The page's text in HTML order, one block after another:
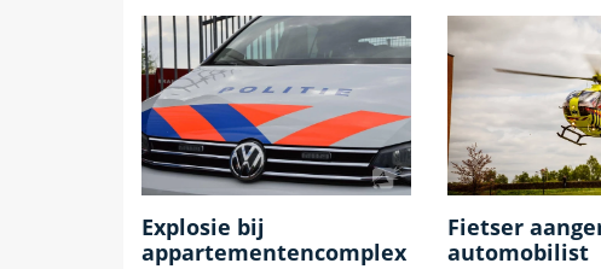
Explosie bij
appartementencomplex
Fietser
automobilist